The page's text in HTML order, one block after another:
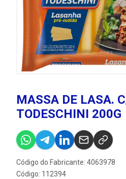
MASSA DE LASA.
TODESCHINI 200G
Código do Fabricante: 4063978
Código: 112394